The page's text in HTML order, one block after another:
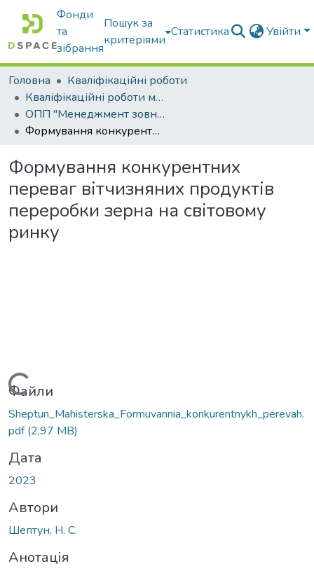
Фонди
та
зібрання
Пошук за
критеріями
Статистика Увійти
Головна
Кваліфікаційні роботи
Кваліфікаційні роботи магістрів
ОПП "Менеджмент зовнішньоекономічної діяльності"
Формування конкурентних переваг вітчизняних продуктів переробки зерна на світовому ринку
Формування конкурентних
переваг вітчизняних продуктів
переробки зерна на світовому
ринку
Вантажиться...
Файли
Sheptun_Mahisterska_Formuvannia_konkurentnykh_perevah.
pdf(2,97 MB)
Дата
2023
Автори
Шептун, Н. С.
Анотація